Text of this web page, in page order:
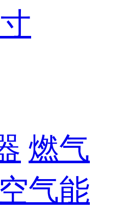
燃气
空气能